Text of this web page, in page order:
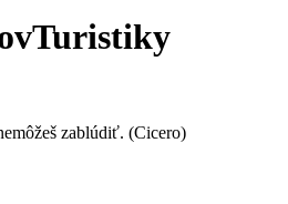
Turistiky
zablúdiť. (Cicero)